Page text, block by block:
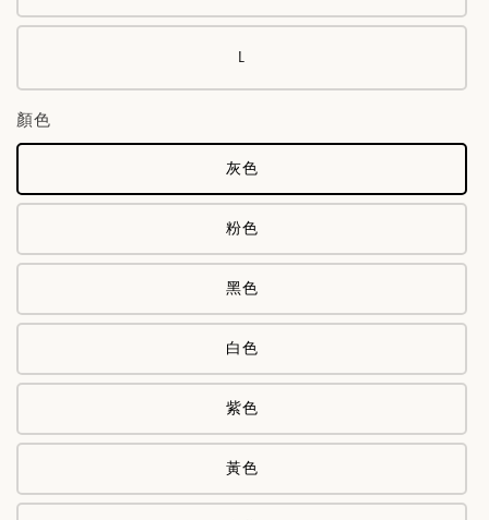
L
顏色
灰色
粉色
黑色
白色
紫色
黃色